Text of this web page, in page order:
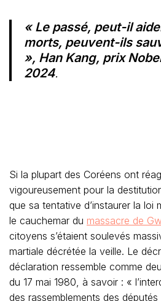
« Le passé, peut-il
morts, peuvent-ils
», Han Kang, prix
2024.
Si la plupart des Coréens ont
vigoureusement pour la
que sa tentative d’instaurer la loi
le cauchemar du massacre de
citoyens s’étaient soulevés
martiale décrétée la veille. Le
déclaration ressemble comme
du 17 mai 1980, à savoir : «
des rassemblements des